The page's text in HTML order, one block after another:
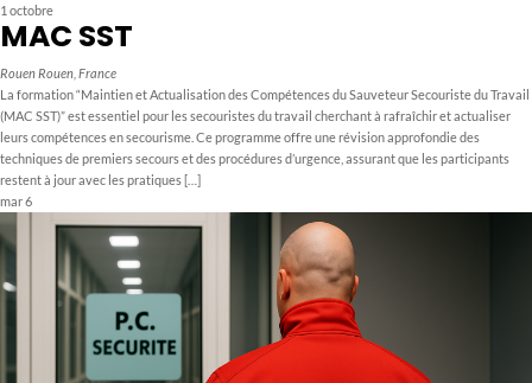
1 octobre
MAC SST
RouenRouen, France
La formation “Maintien et Actualisation des Compétences du Sauveteur Secouriste du Travail
(MAC SST)” est essentiel pour les secouristes du travail cherchant à rafraîchir et actualiser
leurs compétences en secourisme. Ce programme offre une révision approfondie des
techniques de premiers secours et des procédures d’urgence, assurant que les participants
restent à jour avec les pratiques […]
mar6